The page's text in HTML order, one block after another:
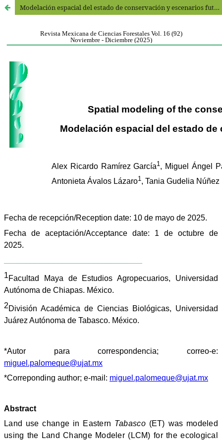
Modelación espacial del estado de conservación y escenarios futuros en el Oriente de Tabasco, México